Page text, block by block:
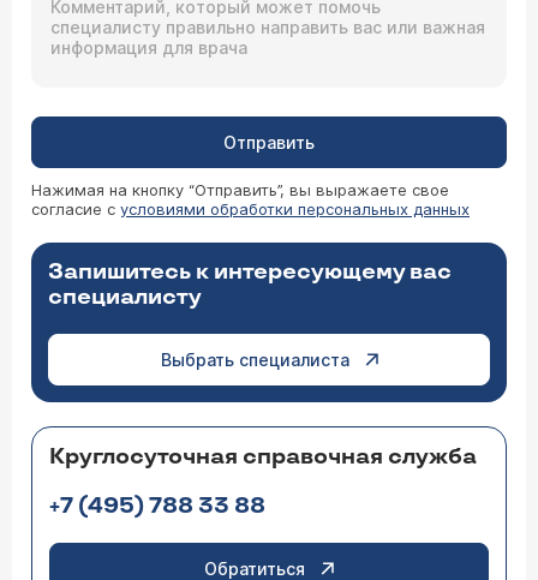
Отправить
Нажимая на кнопку “Отправить”, вы выражаете свое
согласие с условиями обработки персональных данных
Запишитесь к интересующему вас
специалисту
Выбрать специалиста
Круглосуточная справочная служба
+7 (495) 788 33 88
Обратиться